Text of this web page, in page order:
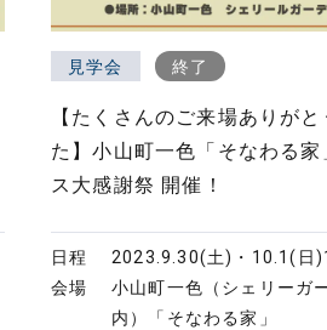
見学会 終了
【たくさんのご来場ありが
た】小山町一色「そなわる家
ス大感謝祭 開催！
日程 2023.9.30(土)・10.1(日)
会場
小山町一色（シェリーガ
内）「そなわる家」